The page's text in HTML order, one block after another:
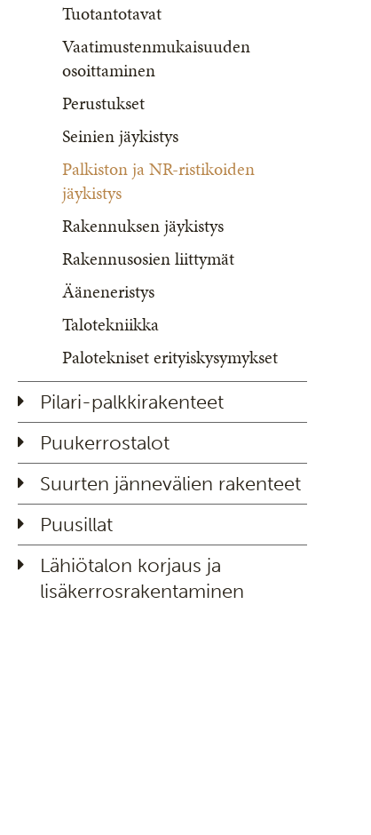
Tuotantotavat
Vaatimustenmukaisuuden
osoittaminen
Perustukset
Seinien jäykistys
Palkiston ja NR-ristikoiden
jäykistys
Rakennuksen jäykistys
Rakennusosien liittymät
Ääneneristys
Talotekniikka
Palotekniset erityiskysymykset
Pilari-palkkirakenteet
Puukerrostalot
Suurten jännevälien rakenteet
Puusillat
Lähiötalon korjaus ja
lisäkerrosrakentaminen